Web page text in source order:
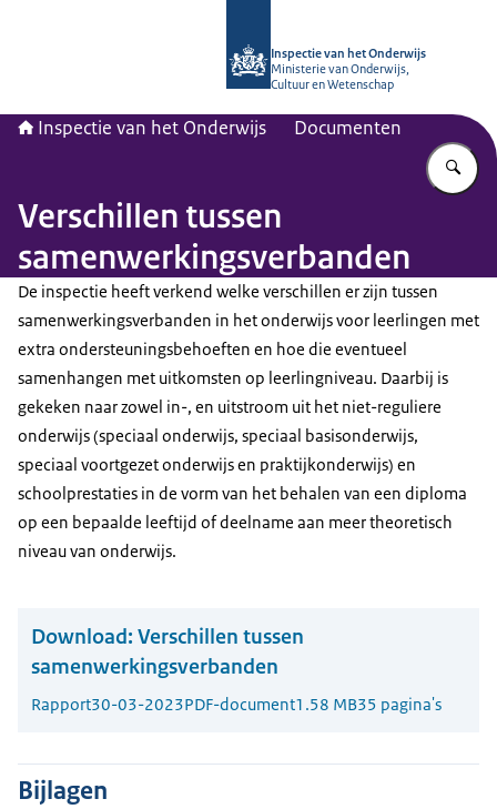
Inspectie van het Onderwijs
Ministerie van Onderwijs,
Cultuur en Wetenschap
Inspectie van het Onderwijs Documenten
Verschillen tussen
samenwerkingsverbanden
De inspectie heeft verkend welke verschillen er zijn tussen
samenwerkingsverbanden in het onderwijs voor leerlingen met
extra ondersteuningsbehoeften en hoe die eventueel
samenhangen met uitkomsten op leerlingniveau. Daarbij is
gekeken naar zowel in-, en uitstroom uit het niet-reguliere
onderwijs (speciaal onderwijs, speciaal basisonderwijs,
speciaal voortgezet onderwijs en praktijkonderwijs) en
schoolprestaties in de vorm van het behalen van een diploma
op een bepaalde leeftijd of deelname aan meer theoretisch
niveau van onderwijs.
Download: Verschillen tussen
samenwerkingsverbanden
Rapport30-03-2023PDF-document1.58 MB35 pagina's
Bijlagen